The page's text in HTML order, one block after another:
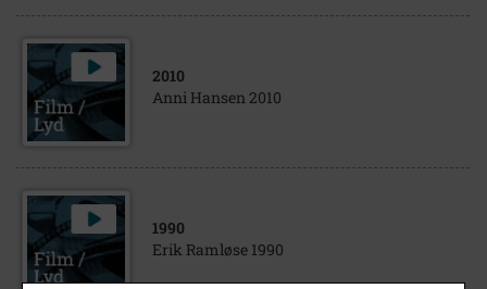
2010
Anni Hansen 2010
1990
Erik Ramløse 1990